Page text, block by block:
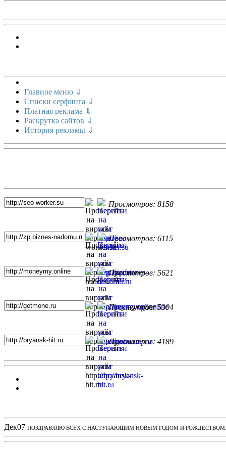
Главное меню ⇓
Списки серфинга ⇓
Платная реклама ⇓
Раскрутка сайтов ⇓
История рекламы ⇓
Просмотров: 8158
Просмотров: 6115
Просмотров: 5621
Просмотров: 5304
Просмотров: 4189
Дек07 ПОЗДРАВЛЯЮ ВСЕХ С НАСТУПАЮЩИМ НОВЫМ ГОДОМ И РОЖДЕСТВОМ.